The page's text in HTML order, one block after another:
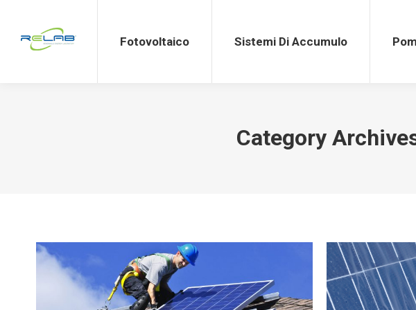
Fotovoltaico Sistemi Di Accumulo
Category